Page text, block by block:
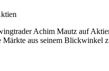
Achim Mautz auf
Märkte aus seinem